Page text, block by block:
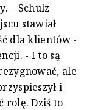
– Schulz
stawiał
dla klientów -
- I to są
ale
i
rolę. Dziś to